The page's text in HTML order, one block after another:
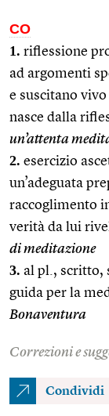
CO
1. riflessione
ad argomenti
e suscitano
nasce dalla
un’attenta
2. esercizio
un’adeguata
raccoglimento
verità da lui
di meditazione
3. al pl., scritto,
guida per la
Bonaventura
Correzioni e
Condividi